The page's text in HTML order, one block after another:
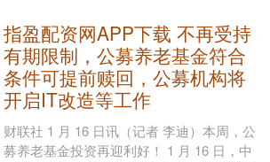
指盈配资网APP下载 不再受持
有期限制，公募养老基金符合
条件可提前赎回，公募机构将
开启IT改造等工作
财联社 1 月 16 日讯（记者 李迪）本周，公
募养老基金投资再迎利好！ 1 月 16 日，中